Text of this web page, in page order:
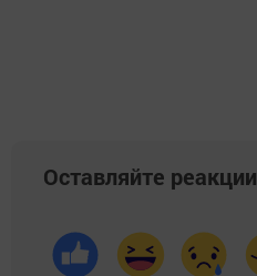
Оставляйте реакции